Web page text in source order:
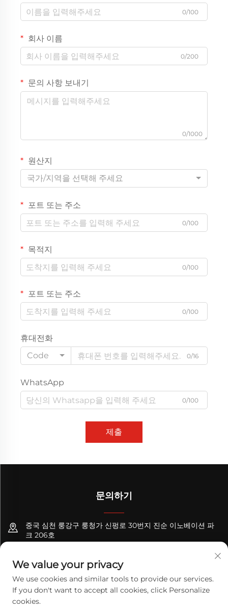
0/100
회사 이름
0/200
문의 사항 보내기
0/1000
원산지
국가/지역을 선택해 주세요
포트 또는 주소
0/100
목적지
0/100
포트 또는 주소
0/100
휴대전화
Code
0/16
WhatsApp
0/100
제출
문의하기
중국 심천 룽강구 룽청가 신펑로 30번지 진순 이노베이션 파
크 206호
[email protected]
We value your privacy
We use cookies and similar tools to provide our services.
If you don't want to accept all cookies, click Personalize
cookies.